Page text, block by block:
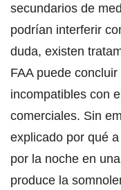
secundarios de
podrían interferir
duda, existen
FAA puede
incompatibles con
comerciales. Sin
explicado por qué
por la noche en
produce la